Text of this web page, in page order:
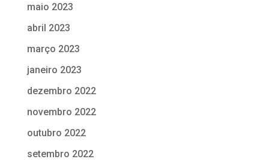
maio 2023
abril 2023
março 2023
janeiro 2023
dezembro 2022
novembro 2022
outubro 2022
setembro 2022